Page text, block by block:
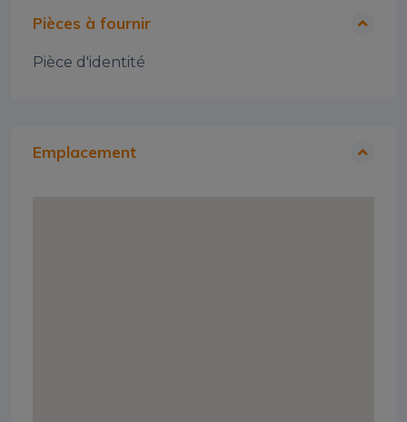
Pièces à fournir
Pièce d'identité
Emplacement